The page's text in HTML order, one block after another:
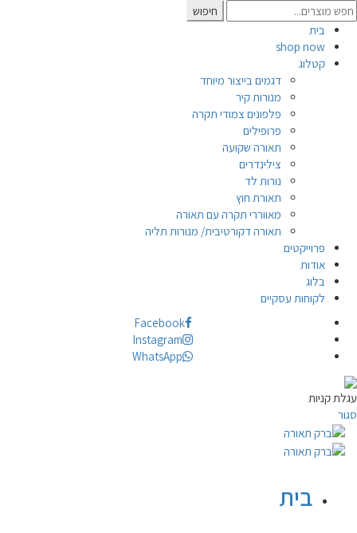
Search
for:
חיפוש
בית
shop now
קטלוג
דגמים בייצור מיוחד
מנורות קיר
פלפונים צמודי תקרה
פרופילים
תאורה שקועה
צילינדרים
נורות לד
תאורת חוץ
מאווררי תקרה עם תאורה
תאורה דקורטיבית/ מנורות תליה
פרוייקטים
אודות
בלוג
לקוחות עסקיים
Facebook
Instagram
WhatsApp
עגלת קניות
סגור
בית